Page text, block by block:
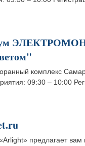
комплекс
09:30 – 10:00
предлагает вам